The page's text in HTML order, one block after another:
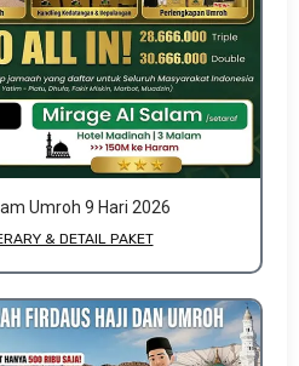
Umroh 9 Hari 2026
& DETAIL PAKET